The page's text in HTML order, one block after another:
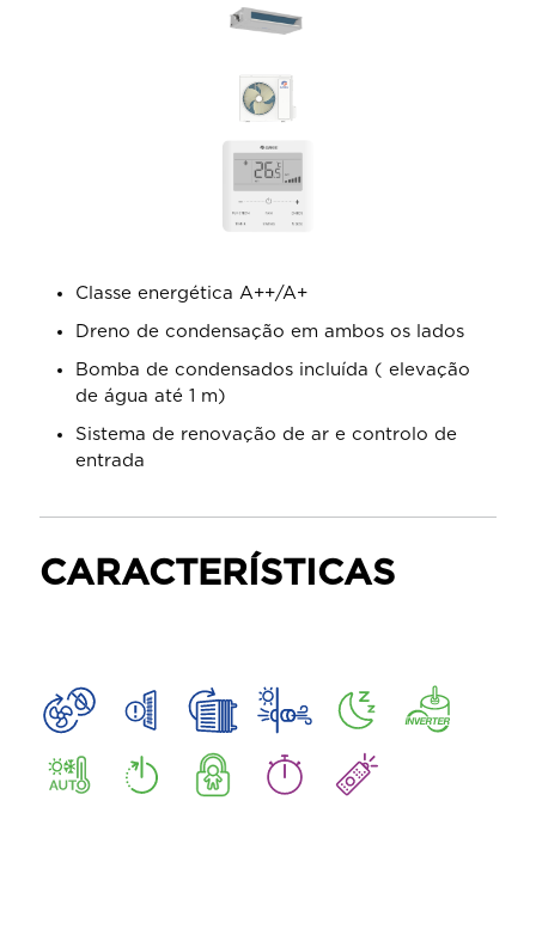
Classe energética A++/A+
Dreno de condensação em ambos os lados
Bomba de condensados incluída ( elevação
de água até 1 m)
Sistema de renovação de ar e controlo de
entrada
CARACTERÍSTICAS